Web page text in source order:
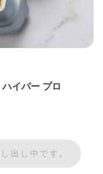
イパー プロ
出し中です。